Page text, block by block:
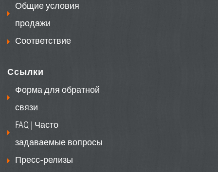
Общие условия
продажи
Соответствие
Ссылки
Форма для обратной
связи
FAQ | Часто
задаваемые вопросы
Пресс-релизы